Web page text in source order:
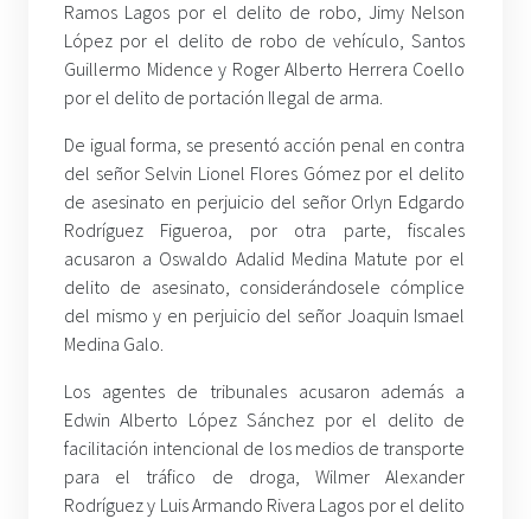
Ramos Lagos por el delito de robo, Jimy Nelson
López por el delito de robo de vehículo, Santos
Guillermo Midence y Roger Alberto Herrera Coello
por el delito de portación Ilegal de arma.
De igual forma, se presentó acción penal en contra
del señor Selvin Lionel Flores Gómez por el delito
de asesinato en perjuicio del señor Orlyn Edgardo
Rodríguez Figueroa, por otra parte, fiscales
acusaron a Oswaldo Adalid Medina Matute por el
delito de asesinato, considerándosele cómplice
del mismo y en perjuicio del señor Joaquin Ismael
Medina Galo.
Los agentes de tribunales acusaron además a
Edwin Alberto López Sánchez por el delito de
facilitación intencional de los medios de transporte
para el tráfico de droga, Wilmer Alexander
Rodríguez y Luis Armando Rivera Lagos por el delito